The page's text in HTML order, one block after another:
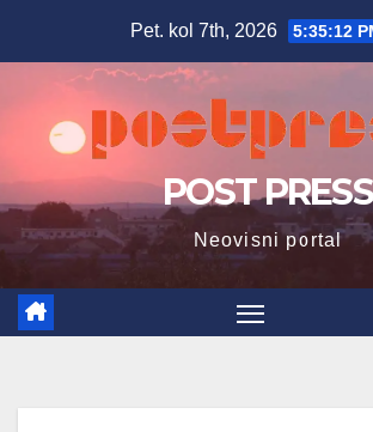
Pet. kol 7th, 2026 5:35:13
POST PRESS
Neovisni portal